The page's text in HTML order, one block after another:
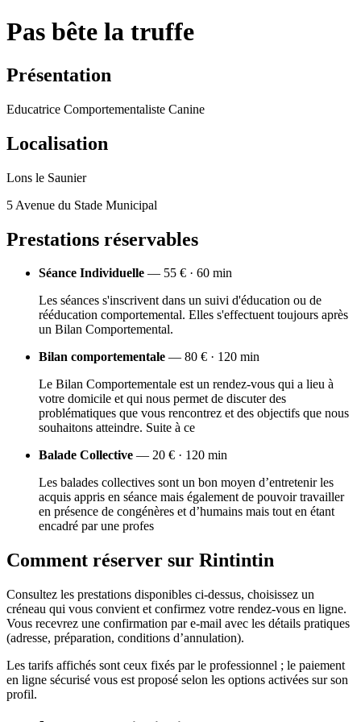
Pas bête la truffe
Présentation
Educatrice Comportementaliste Canine
Localisation
Lons le Saunier
5 Avenue du Stade Municipal
Prestations réservables
Séance Individuelle — 55 € · 60 min
Les séances s'inscrivent dans un suivi d'éducation ou de
rééducation comportemental. Elles s'effectuent toujours après
un Bilan Comportemental.
Bilan comportementale — 80 € · 120 min
Le Bilan Comportementale est un rendez-vous qui a lieu à
votre domicile et qui nous permet de discuter des
problématiques que vous rencontrez et des objectifs que nous
souhaitons atteindre. Suite à ce
Balade Collective — 20 € · 120 min
Les balades collectives sont un bon moyen d’entretenir les
acquis appris en séance mais également de pouvoir travailler
en présence de congénères et d’humains mais tout en étant
encadré par une profes
Comment réserver sur Rintintin
Consultez les prestations disponibles ci-dessus, choisissez un
créneau qui vous convient et confirmez votre rendez-vous en ligne.
Vous recevrez une confirmation par e-mail avec les détails pratiques
(adresse, préparation, conditions d’annulation).
Les tarifs affichés sont ceux fixés par le professionnel ; le paiement
en ligne sécurisé vous est proposé selon les options activées sur son
profil.